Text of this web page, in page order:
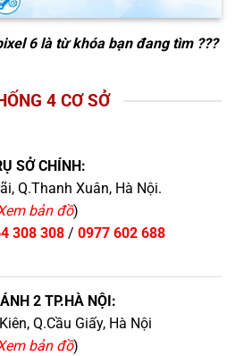
6là từ khóa bạn đang tìm ???
4 CƠ SỞ
SỞ CHÍNH:
Q.Thanh Xuân, Hà Nội.
bản đồ)
308 308/ 0977 602 688
2 TP.HÀ NỘI:
Q.Cầu Giấy, Hà Nội
bản đồ)